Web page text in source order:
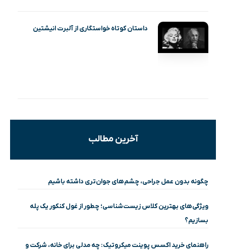
داستان کوتاه خواستگاری از آلبرت انیشتین
آخرین مطالب
چگونه بدون عمل جراحی، چشم‌های جوان‌تری داشته باشیم
ویژگی‌های بهترین کلاس زیست‌شناسی؛ چطور از غول کنکور یک پله
بسازیم؟
راهنمای خرید اکسس پوینت میکروتیک: چه مدلی برای خانه، شرکت و